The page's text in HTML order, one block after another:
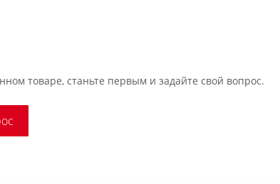
товаре, станьте первым и задайте свой вопрос.